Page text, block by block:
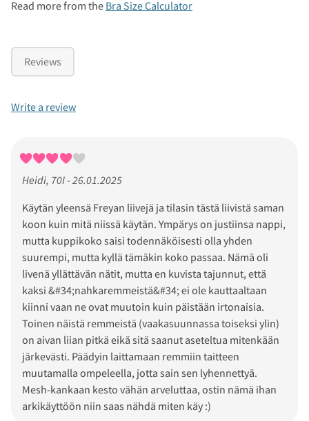
Read more from the Bra Size Calculator
Reviews
Write a review
Heidi, 70I - 26.01.2025
Käytän yleensä Freyan liivejä ja tilasin tästä liivistä saman
koon kuin mitä niissä käytän. Ympärys on justiinsa nappi,
mutta kuppikoko saisi todennäköisesti olla yhden
suurempi, mutta kyllä tämäkin koko passaa. Nämä oli
livenä yllättävän nätit, mutta en kuvista tajunnut, että
kaksi &#34;nahkaremmeistä&#34; ei ole kauttaaltaan
kiinni vaan ne ovat muutoin kuin päistään irtonaisia.
Toinen näistä remmeistä (vaakasuunnassa toiseksi ylin)
on aivan liian pitkä eikä sitä saanut aseteltua mitenkään
järkevästi. Päädyin laittamaan remmiin taitteen
muutamalla ompeleella, jotta sain sen lyhennettyä.
Mesh-kankaan kesto vähän arveluttaa, ostin nämä ihan
arkikäyttöön niin saas nähdä miten käy :)